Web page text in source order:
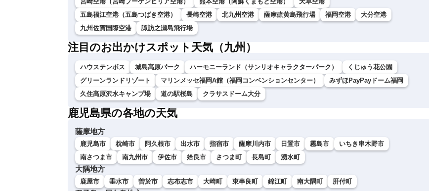
五島福江空港（五島つばき空港）
長崎空港 北九州空港 薩摩硫黄島飛行場 福岡空港
大分空港
九州佐賀国際空港
諏訪之瀬島飛行場
注目のお出かけスポット天気（九州）
ハウステンボス 城島高原パーク ハーモニーランド（サンリオキャラクターパーク）
くじゅう花公園
グリーンランドリゾート
マリンメッセ福岡A館（福岡コンベンションセンター）
みずほPayPayドーム福岡
久住高原沢水キャンプ場
道の駅桜島 クラサスドーム大分
鹿児島県の各地の天気
薩摩地方
鹿児島市 枕崎市 阿久根市 出水市 指宿市 薩摩川内市 日置市 霧島市
いちき串木野市
南さつま市
南九州市 伊佐市 姶良市 さつま町 長島町 湧水町
大隅地方
鹿屋市 垂水市 曽於市 志布志市 大崎町 東串良町 錦江町 南大隅町 肝付町